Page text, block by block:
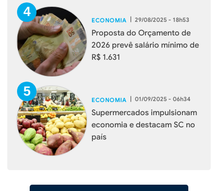
ECONOMIA | 29/08/2025 - 18h53
Proposta do Orçamento de
2026 prevê salário mínimo de
R$ 1.631
ECONOMIA | 01/09/2025 - 06h34
Supermercados impulsionam
economia e destacam SC no
país